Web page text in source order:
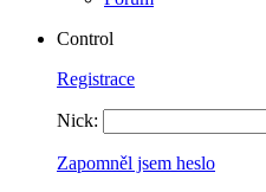
Control
Registrace
Nick:
Zapomněl jsem heslo